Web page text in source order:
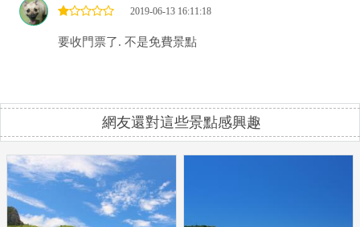
2019-06-13 16:11:18
要收門票了. 不是免費景點
網友還對這些景點感興趣